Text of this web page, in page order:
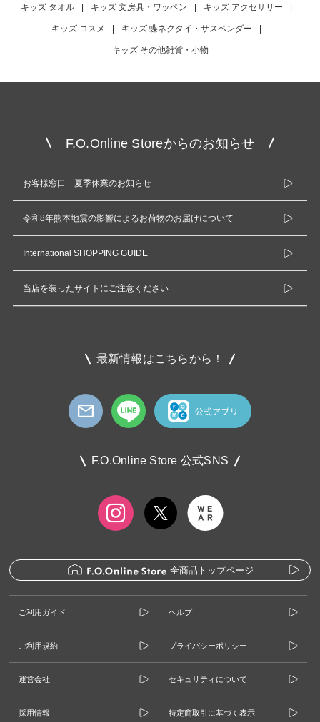
キッズ タオル | キッズ 文房具・ワッペン | キッズ アクセサリー |
キッズ コスメ | キッズ 蝶ネクタイ・サスペンダー |
キッズ その他雑貨・小物
F.O.Online Storeからのお知らせ
お客様窓口 夏季休業のお知らせ
令和8年熊本地震の影響によるお荷物のお届けについて
International SHOPPING GUIDE
当店を装ったサイトにご注意ください
最新情報はこちらから！
F.O.Online Store 公式SNS
全商品トップページ
ご利用ガイド ヘルプ
ご利用規約 プライバシーポリシー
運営会社 セキュリティについて
採用情報 特定商取引に基づく表示